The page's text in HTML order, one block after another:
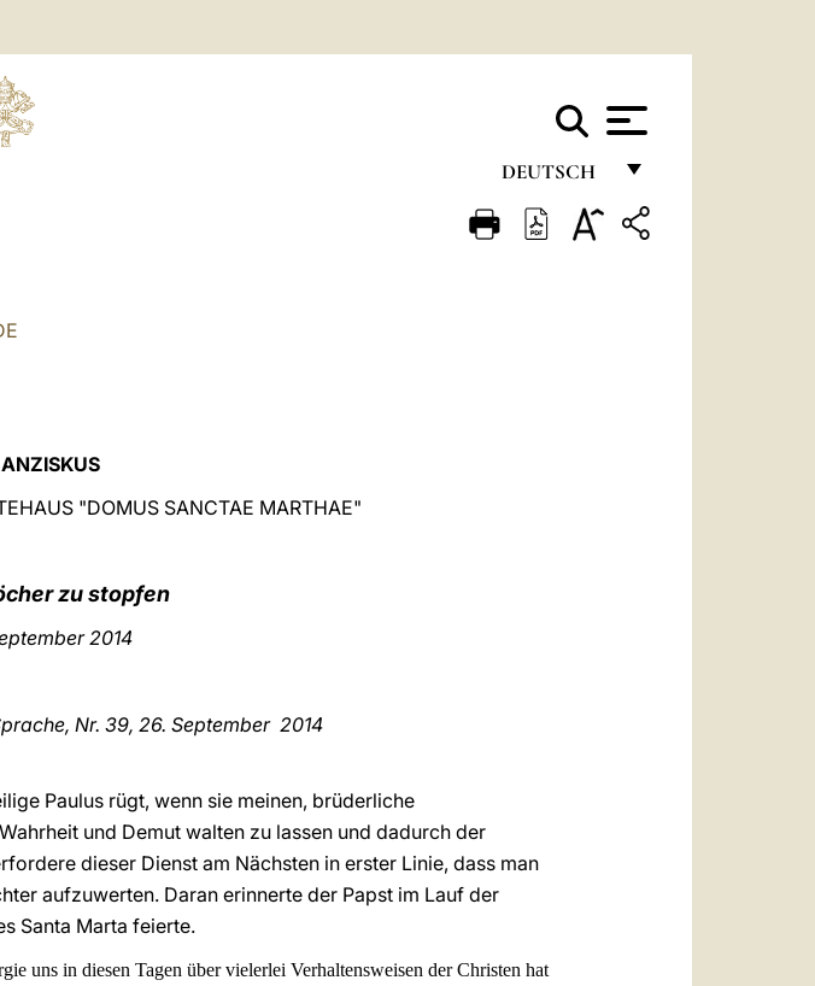
DEUTSCH
FRANÇAIS
"DOMUS SANCTAE MARTHAE"
zu stopfen
2014
Nr. 39, 26. September 2014
Paulus rügt, wenn sie meinen, brüderliche
und Demut walten zu lassen und dadurch der
dieser Dienst am Nächsten in erster Linie, dass man
aufzuwerten. Daran erinnerte der Papst im Lauf der
Santa Marta feierte.
uns in diesen Tagen über vielerlei Verhaltensweisen der Christen hat